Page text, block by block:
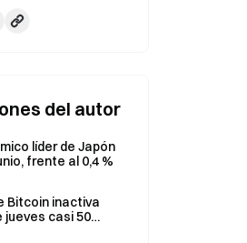
del autor
líder de Japón
frente al 0,4 %
Bitcoin inactiva
casi 50
3,2 millones de